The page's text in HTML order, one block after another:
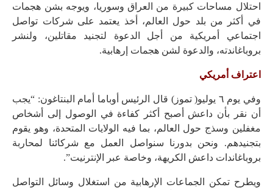
احتلال مساحات كبيرة من العراق وسوريا، ويوجه بشن هجمات
في أكثر من بلد حول العالم، أخذ يعتمد على شركات تواصل
اجتماعي أمريكية من أجل الدعوة لتجنيد مقاتلين، ولنشر
بروباغاندته، والدعوة لشن هجمات إرهابية.
اعتراف أمريكي
وفي يوم ٦ يوليو( تموز) قال الرئيس أوباما أمام البنتاغون: “يجب
أن نقر بأن داعش أصبح أكثر كفاءة في الوصول إلى أشخاص
مغفلين وسذج حول العالم، بما فيه الولايات المتحدة، وهو يقوم
بتجنيدهم. ونحن بدورنا سنواصل العمل مع شركائنا لمحاربة
بروباغاندات داعش الكريهة، وخاصة عبر الإنترنيت”.
ويطرح تمكن الجماعات الإرهابية من استغلال وسائل التواصل